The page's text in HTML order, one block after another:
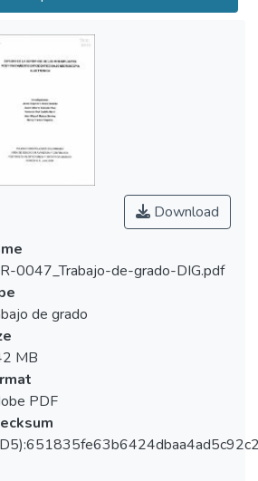
existe formación de material
consistente en libras colágenas y
osteoide en el 100% de las
y se observó que la zona de
en boca del mini implante no
relacionada con el tipo de célula
fibro integración, mini
Download
0047_Trabajo-de-grado-DIG.pdf
de grado
MB
PDF